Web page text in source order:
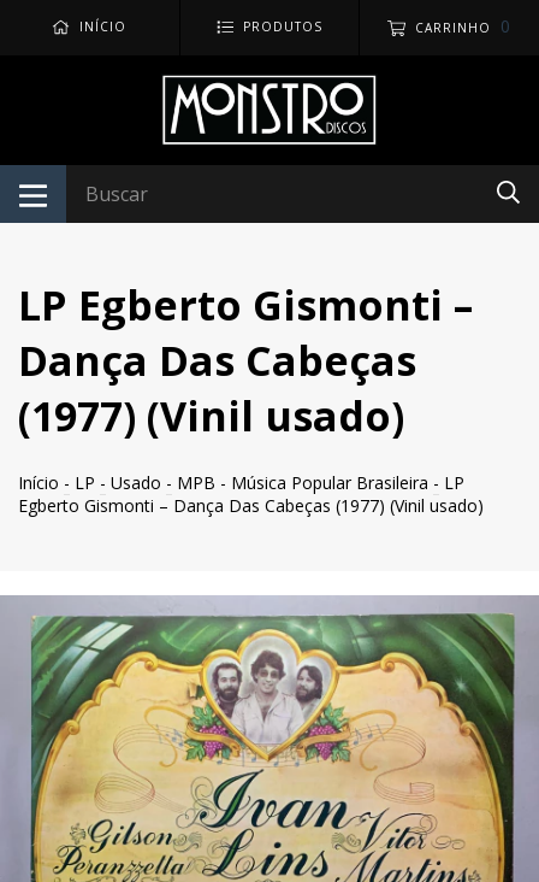
INÍCIO PRODUTOS CARRINHO 0
LP Egberto Gismonti –
Dança Das Cabeças
(1977) (Vinil usado)
Início - LP - Usado - MPB - Música Popular Brasileira - LP
Egberto Gismonti – Dança Das Cabeças (1977) (Vinil usado)